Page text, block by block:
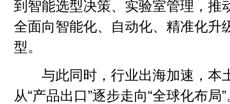
到智能选型决策、实验室管理，推
全面向智能化、自动化、精准化升
型。
与此同时，行业出海加速，本
从“产品出口”逐步走向“全球化布局